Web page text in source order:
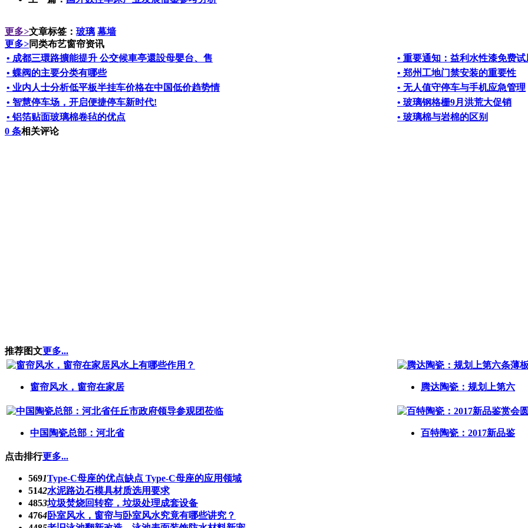
更多>文章标签： 玻璃 幕墙
更多>同类布艺窗帘资讯
• 成都三環路擴能提升 公交候車亭還設母嬰台、售
• 重要通知：益利水性漆免费
• 蝶阀的主要分类有哪些
• 郑州工地门禁安装的重要性
• 业内人士分析低平板半挂车价格在中国低价趋势情
• 无人值守停车与手机应急管理
• 智慧停车场，开启便捷停车新时代!
• 玻璃钢格栅9月洪荒大促销
• 铝箔贴面玻璃棉卷毡的优点
• 玻璃棉与岩棉的区别
0 条相关评论
推荐图文更多...
窗帘风水，窗帘在家居 腾达陶瓷：规划上第六
中国陶瓷总部：河北省 百特陶瓷：2017新品鉴
点击排行更多...
5691Type-C母座的优点缺点 Type-C母座的应用领域
5142水泥路边石模具材质选用要求
4853垃圾焚烧回转窑，垃圾处理成套设备
4764卧室风水，窗帘与卧室风水究竟有哪些讲究？